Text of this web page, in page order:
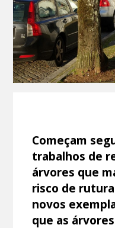
Começam
trabalhos de
árvores que
risco de
novos
que as